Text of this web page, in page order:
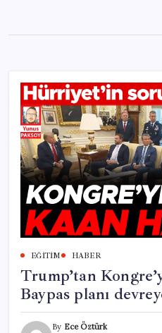
content
EĞITIM HABER
Trump’tan
Baypas planı
By Ece Öztürk